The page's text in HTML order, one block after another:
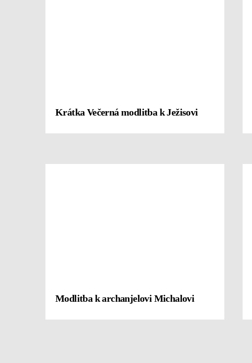
Krátka Večerná modlitba k Ježisovi
Modlitba k archanjelovi Michalovi